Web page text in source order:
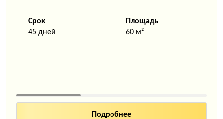
Срок
45 дней
Площадь
60 м²
Подробнее